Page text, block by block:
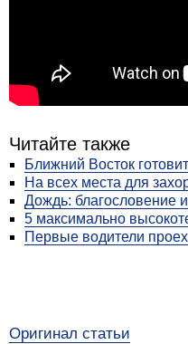
Читайте также
Ближний Восток
На всех места для
Дождь: благословение
5 максимально
Первые водители
Оригинал статьи